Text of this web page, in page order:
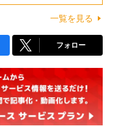
一覧を見る
フォロー